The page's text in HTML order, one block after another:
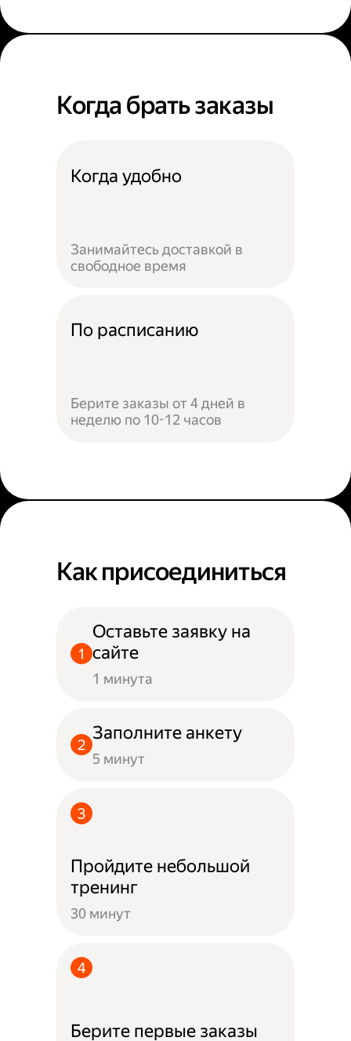
Когда брать заказы
Когда удобно
Занимайтесь доставкой в
свободное время
По расписанию
Берите заказы от 4 дней в
неделю по 10-12 часов
Как присоединиться
Оставьте заявку на
сайте
1 минута
Заполните анкету
5 минут
Пройдите небольшой
тренинг
30 минут
Берите первые заказы